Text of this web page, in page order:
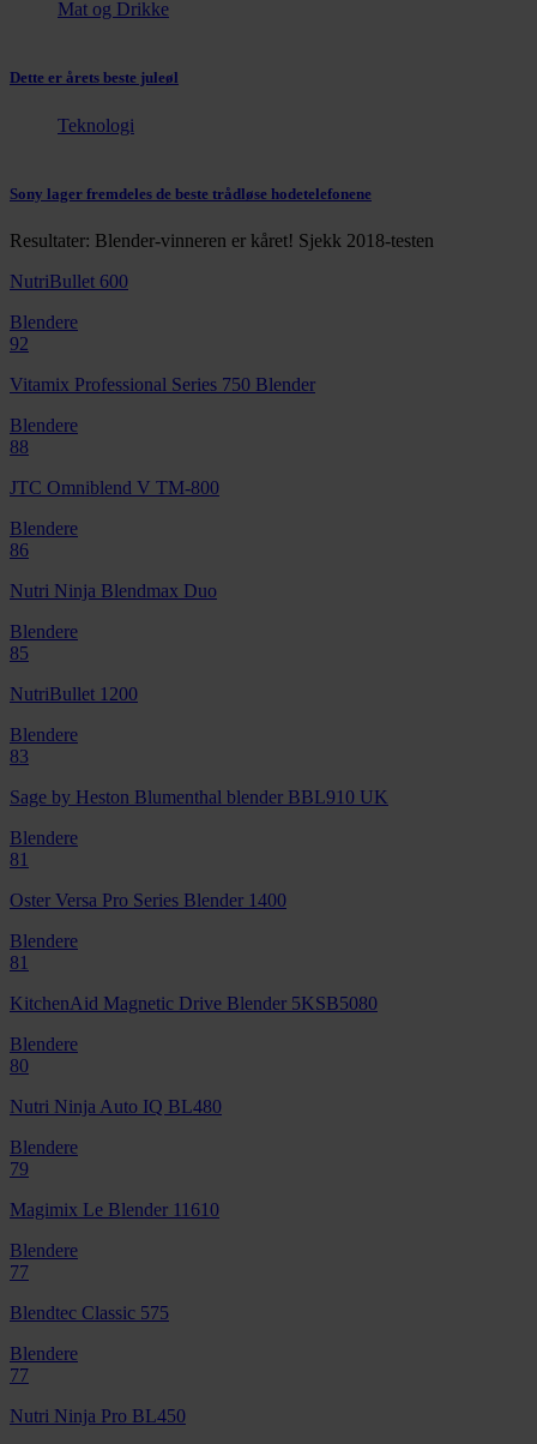
Mat og Drikke
Dette er årets beste juleøl
Teknologi
Sony lager fremdeles de beste trådløse hodetelefonene
Resultater: Blender-vinneren er kåret! Sjekk 2018-testen
NutriBullet 600
Blendere
92
Vitamix Professional Series 750 Blender
Blendere
88
JTC Omniblend V TM-800
Blendere
86
Nutri Ninja Blendmax Duo
Blendere
85
NutriBullet 1200
Blendere
83
Sage by Heston Blumenthal blender BBL910 UK
Blendere
81
Oster Versa Pro Series Blender 1400
Blendere
81
KitchenAid Magnetic Drive Blender 5KSB5080
Blendere
80
Nutri Ninja Auto IQ BL480
Blendere
79
Magimix Le Blender 11610
Blendere
77
Blendtec Classic 575
Blendere
77
Nutri Ninja Pro BL450